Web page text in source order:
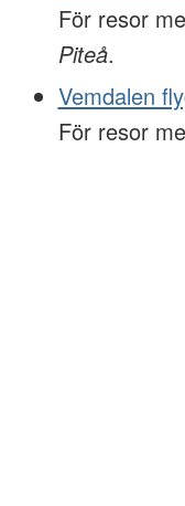
För resor
Piteå.
Vemdalen
För resor